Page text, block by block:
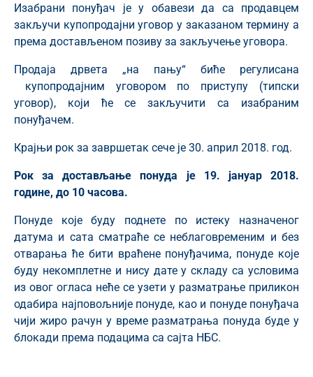
Изабрани понуђач је у обавези да са продавцем
закључи купопродајни уговор у заказаном термину а
према достављеном позиву за закључење уговора.
Продаја дрвета „на пању“ биће регулисана
купопродајним уговором по приступу (типски
уговор), који ће се закључити са изабраним
понуђачем.
Крајњи рок за завршетак сече је 30. април 2018. год.
Рок за достављање понуда је 19. јануар 2018.
године, до 10 часова.
Понуде које буду поднете по истеку назначеног
датума и сата сматраће се неблаговременим и без
отварања ће бити враћене понуђачима, понуде које
буду некомплетне и нису дате у складу са условима
из овог огласа неће се узети у разматрање приликон
одабира најповољније понуде, као и понуде понуђача
чији жиро рачун у време разматрања понуда буде у
блокади према подацима са сајта НБС.